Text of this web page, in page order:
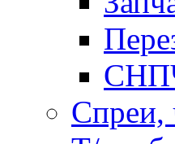
Спреи,